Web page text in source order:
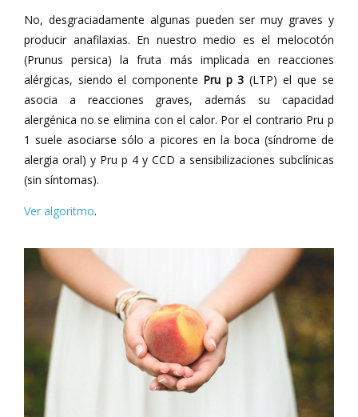
No, desgraciadamente algunas pueden ser muy graves y
producir anafilaxias. En nuestro medio es el melocotón
(Prunus persica) la fruta más implicada en reacciones
alérgicas, siendo el componente Pru p 3 (LTP) el que se
asocia a reacciones graves, además su capacidad
alergénica no se elimina con el calor. Por el contrario Pru p
1 suele asociarse sólo a picores en la boca (síndrome de
alergia oral) y Pru p 4 y CCD a sensibilizaciones subclínicas
(sin síntomas).
Ver algoritmo.